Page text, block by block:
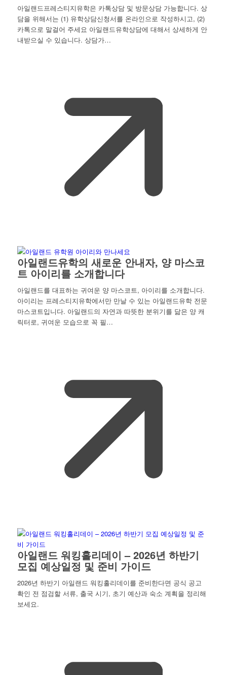
아일랜드프레스티지유학은 카톡상담 및 방문상담 가능합니다. 상
담을 위해서는 (1) 유학상담신청서를 온라인으로 작성하시고, (2)
카톡으로 말걸어 주세요 아일랜드유학상담에 대해서 상세하게 안
내받으실 수 있습니다. 상담가…
아일랜드유학의 새로운 안내자, 양 마스코
트 아이리를 소개합니다
아일랜드를 대표하는 귀여운 양 마스코트, 아이리를 소개합니다.
아이리는 프레스티지유학에서만 만날 수 있는 아일랜드유학 전문
마스코트입니다. 아일랜드의 자연과 따뜻한 분위기를 닮은 양 캐
릭터로, 귀여운 모습으로 꼭 필…
아일랜드 워킹홀리데이 – 2026년 하반기
모집 예상일정 및 준비 가이드
2026년 하반기 아일랜드 워킹홀리데이를 준비한다면 공식 공고
확인 전 점검할 서류, 출국 시기, 초기 예산과 숙소 계획을 정리해
보세요.